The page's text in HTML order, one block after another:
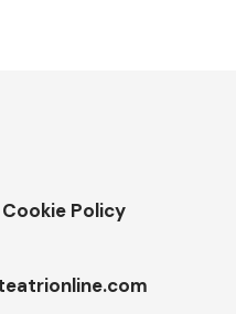
Cookie Policy